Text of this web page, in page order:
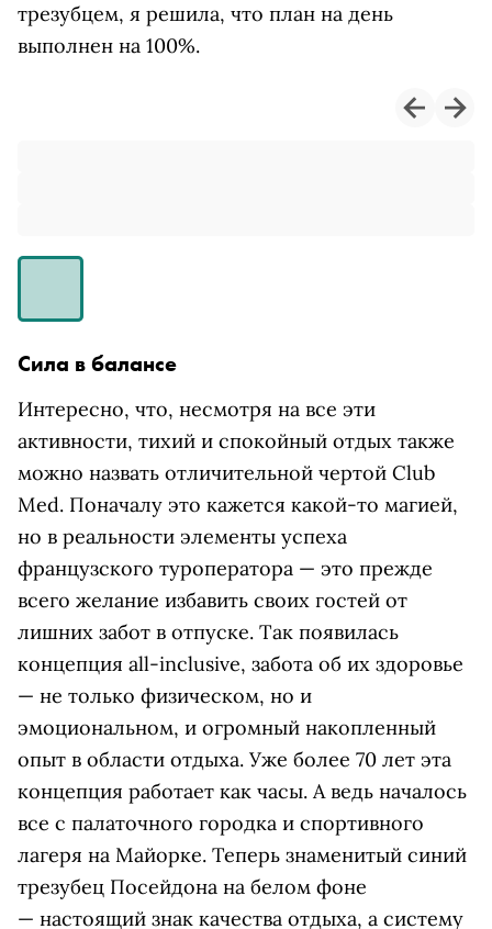
трезубцем, я решила, что план на день
выполнен на 100%.
Сила в балансе
Интересно, что, несмотря на все эти
активности, тихий и спокойный отдых также
можно назвать отличительной чертой Club
Med. Поначалу это кажется какой-то магией,
но в реальности элементы успеха
французского туроператора — это прежде
всего желание избавить своих гостей от
лишних забот в отпуске. Так появилась
концепция all-inclusive, забота об их здоровье
— не только физическом, но и
эмоциональном, и огромный накопленный
опыт в области отдыха. Уже более 70 лет эта
концепция работает как часы. А ведь началось
все с палаточного городка и спортивного
лагеря на Майорке. Теперь знаменитый синий
трезубец Посейдона на белом фоне
— настоящий знак качества отдыха, а систему